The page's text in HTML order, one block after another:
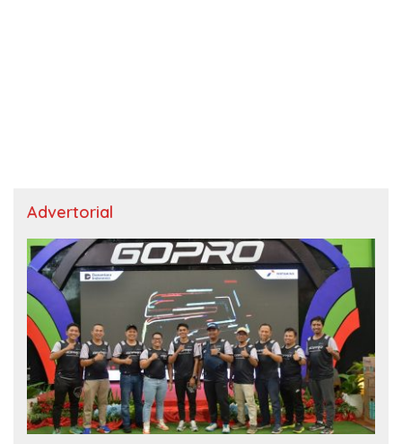
Advertorial